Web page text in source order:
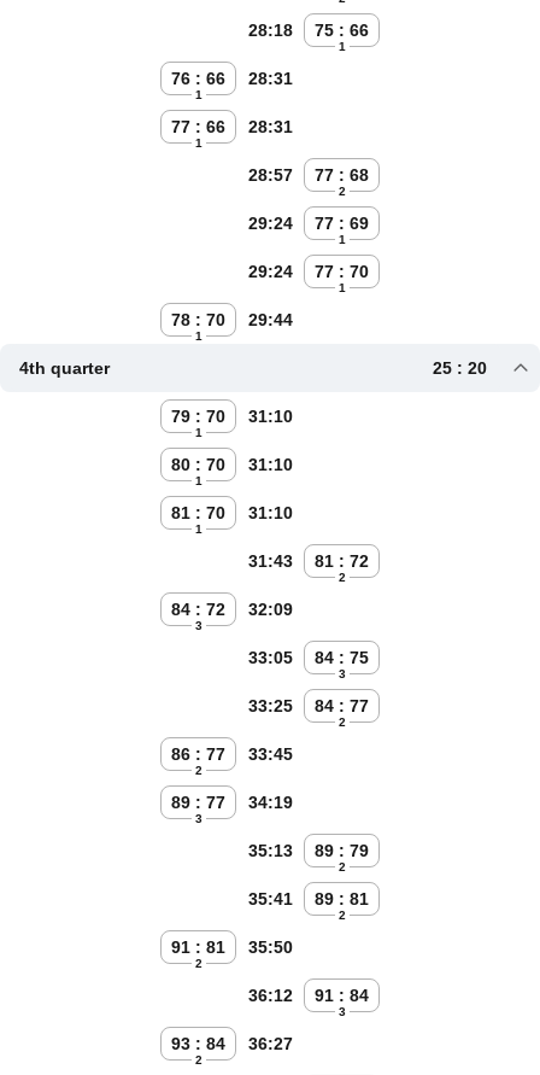
75 : 66
1
28:18
76 : 66
1
28:31
77 : 66
1
28:31
77 : 68
2
28:57
77 : 69
1
29:24
77 : 70
1
29:24
78 : 70
1
29:44
4th quarter 25 : 20
79 : 70
1
31:10
80 : 70
1
31:10
81 : 70
1
31:10
81 : 72
2
31:43
84 : 72
3
32:09
84 : 75
3
33:05
84 : 77
2
33:25
86 : 77
2
33:45
89 : 77
3
34:19
89 : 79
2
35:13
89 : 81
2
35:41
91 : 81
2
35:50
91 : 84
3
36:12
93 : 84
2
36:27